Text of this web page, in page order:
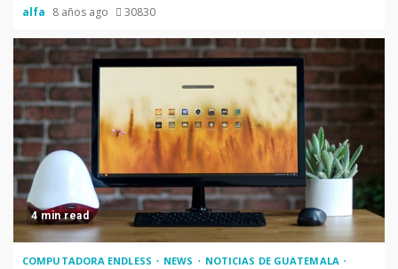
alfa 8 años ago 30830
4 min read
COMPUTADORA ENDLESS NEWS
NOTICIAS DE GUATEMALA